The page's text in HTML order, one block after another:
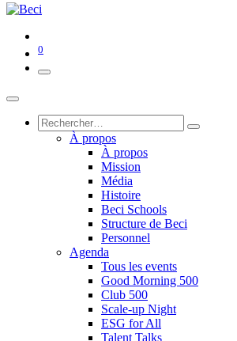
0
À propos
À propos
Mission
Média
Histoire
Beci Schools
Structure de Beci
Personnel
Agenda
Tous les events
Good Morning 500
Club 500
Scale-up Night
ESG for All
Talent Talks